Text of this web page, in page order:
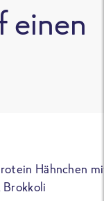
einen
Hähnchen
Brokkoli